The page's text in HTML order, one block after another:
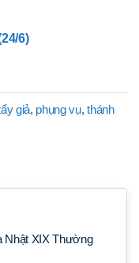
6)
giả, phụng vụ,thánh
Nhật XIX Thường